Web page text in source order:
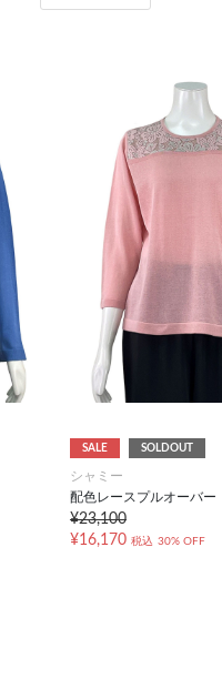
SALE SOLDOUT
シャミー
配色レースプルオーバー
¥23,100
¥16,170 税込 30% OFF